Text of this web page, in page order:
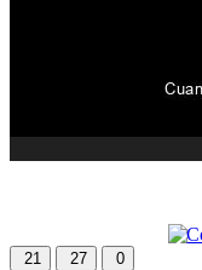
21 27
0